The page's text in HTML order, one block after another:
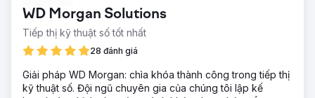
WD Morgan Solutions
Tiếp thị kỹ thuật số tốt nhất
28 đánh giá
Giải pháp WD Morgan: chìa khóa thành công trong tiếp thị
kỹ thuật số. Đội ngũ chuyên gia của chúng tôi lập kế